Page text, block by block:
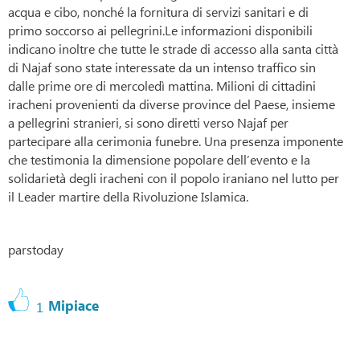
acqua e cibo, nonché la fornitura di servizi sanitari e di
primo soccorso ai pellegrini.Le informazioni disponibili
indicano inoltre che tutte le strade di accesso alla santa città
di Najaf sono state interessate da un intenso traffico sin
dalle prime ore di mercoledì mattina. Milioni di cittadini
iracheni provenienti da diverse province del Paese, insieme
a pellegrini stranieri, si sono diretti verso Najaf per
partecipare alla cerimonia funebre. Una presenza imponente
che testimonia la dimensione popolare dell’evento e la
solidarietà degli iracheni con il popolo iraniano nel lutto per
il Leader martire della Rivoluzione Islamica.
parstoday
1 Mipiace